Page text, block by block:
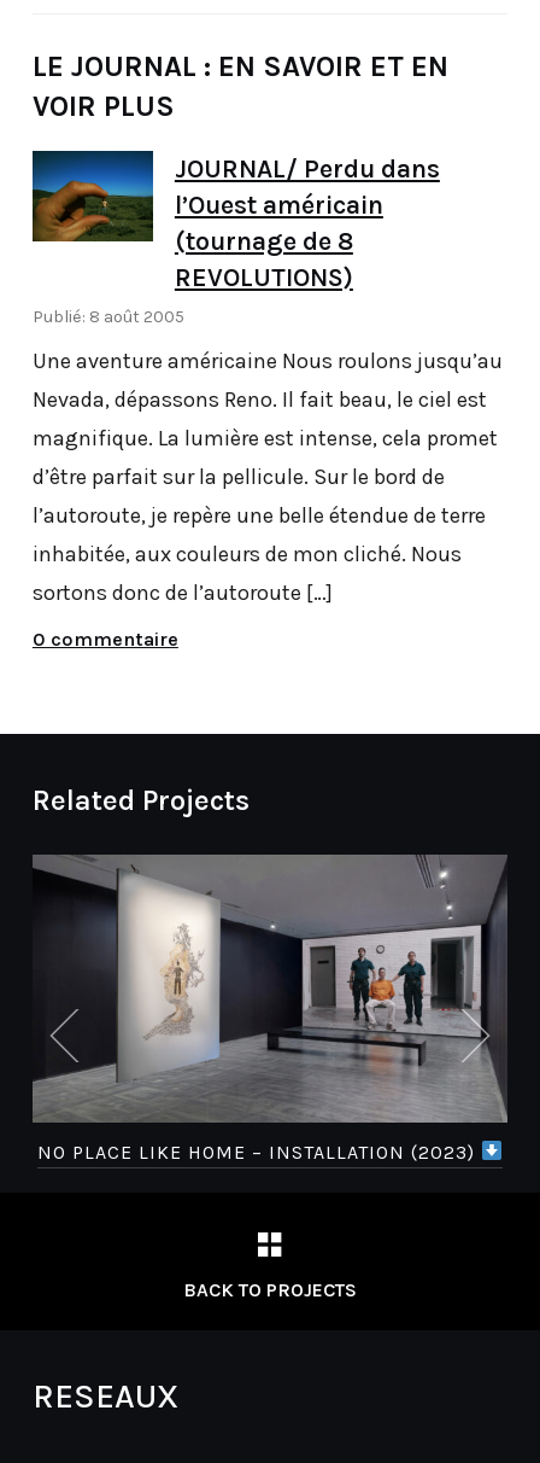
LE JOURNAL : EN SAVOIR ET EN
VOIR PLUS
JOURNAL/ Perdu dans
l’Ouest américain
(tournage de 8
REVOLUTIONS)
Publié: 8 août 2005
Une aventure américaine Nous roulons jusqu’au
Nevada, dépassons Reno. Il fait beau, le ciel est
magnifique. La lumière est intense, cela promet
d’être parfait sur la pellicule. Sur le bord de
l’autoroute, je repère une belle étendue de terre
inhabitée, aux couleurs de mon cliché. Nous
sortons donc de l’autoroute […]
0 commentaire
Related Projects
NO PLACE LIKE HOME – INSTALLATION (2023)
BACK TO PROJECTS
RESEAUX